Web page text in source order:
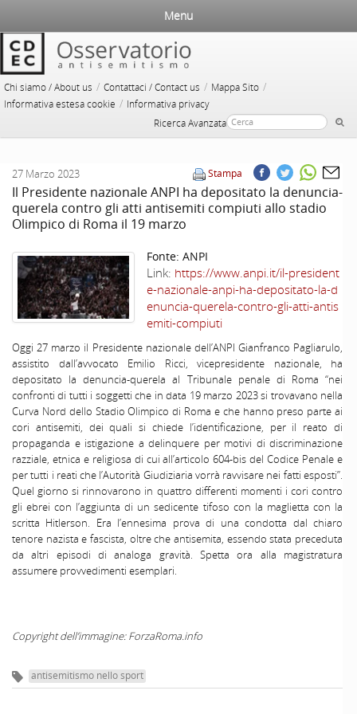
Chi siamo / About us / Contattaci / Contact us / Mappa Sito /
Informativa estesa cookie / Informativa privacy
Ricerca Avanzata
Menu
Stampa
27 Marzo 2023
Il Presidente nazionale ANPI ha depositato la denuncia-
querela contro gli atti antisemiti compiuti allo stadio
Olimpico di Roma il 19 marzo
Fonte: ANPI
Link: https://www.anpi.it/il-president
e-nazionale-anpi-ha-depositato-la-d
enuncia-querela-contro-gli-atti-antis
emiti-compiuti
Oggi 27 marzo il Presidente nazionale dell’ANPI Gianfranco Pagliarulo,
assistito dall’avvocato Emilio Ricci, vicepresidente nazionale, ha
depositato la denuncia-querela al Tribunale penale di Roma “nei
confronti di tutti i soggetti che in data 19 marzo 2023 si trovavano nella
Curva Nord dello Stadio Olimpico di Roma e che hanno preso parte ai
cori antisemiti, dei quali si chiede l’identificazione, per il reato di
propaganda e istigazione a delinquere per motivi di discriminazione
razziale, etnica e religiosa di cui all’articolo 604-bis del Codice Penale e
per tutti i reati che l’Autorità Giudiziaria vorrà ravvisare nei fatti esposti”.
Quel giorno si rinnovarono in quattro differenti momenti i cori contro
gli ebrei con l’aggiunta di un sedicente tifoso con la maglietta con la
scritta Hitlerson. Era l’ennesima prova di una condotta dal chiaro
tenore nazista e fascista, oltre che antisemita, essendo stata preceduta
da altri episodi di analoga gravità. Spetta ora alla magistratura
assumere provvedimenti esemplari.
Copyright dell’immagine: ForzaRoma.info
antisemitismo nello sport